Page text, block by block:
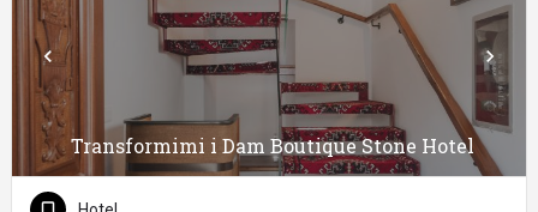
Transformimi i Dam Boutique Stone Hotel